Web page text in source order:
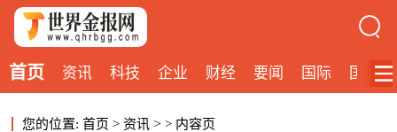
首页 资讯 科技 企业 财经 要闻 国际 国内
您的位置: 首页 > 资讯 > > 内容页